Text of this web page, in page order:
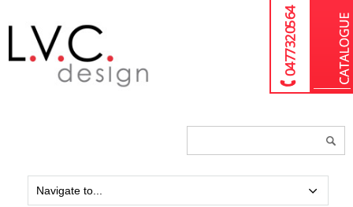
04 77 32 05 64